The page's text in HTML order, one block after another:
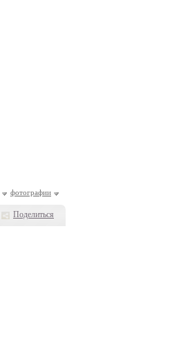
Поделиться
фотографии